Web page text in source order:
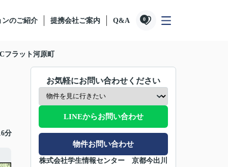
ンのご紹介 提携会社ご案内 Q&A 0
フラット河原町
分
お気軽にお問い合わせください
LINEからお問い合わせ
物件お問い合わせ
株式会社学生情報センター 京都今出川